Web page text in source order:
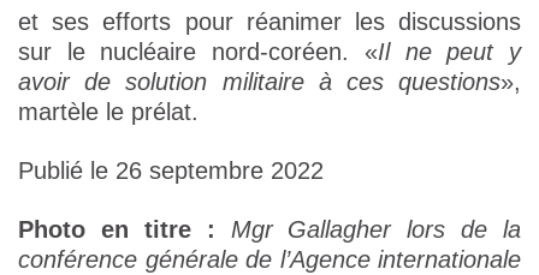
et ses efforts pour réanimer les discussions
sur le nucléaire nord-coréen. «Il ne peut y
avoir de solution militaire à ces questions»,
martèle le prélat.
Publié le 26 septembre 2022
Photo en titre :
Mgr Gallagher lors de la
conférence générale de l’Agence internationale